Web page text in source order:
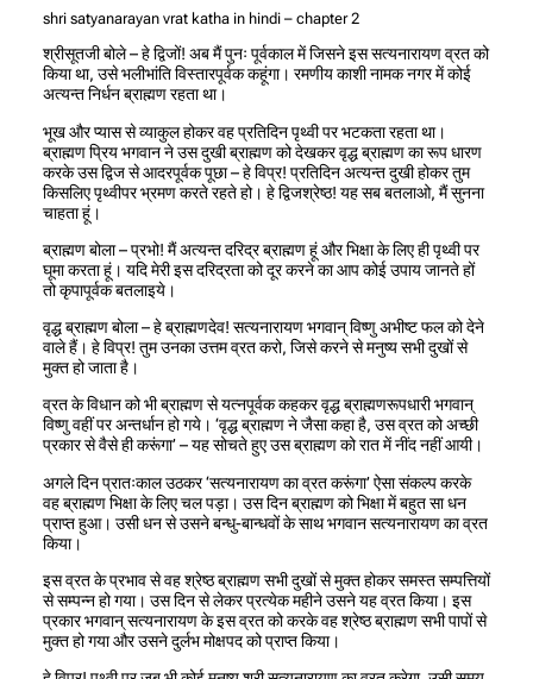
shri satyanarayan vrat katha in hindi – chapter 2
श्रीसूतजी बोले – हे द्विजों! अब मैं पुनः पूर्वकाल में जिसने इस सत्यनारायण व्रत को
किया था, उसे भलीभांति विस्तारपूर्वक कहूंगा। रमणीय काशी नामक नगर में कोई
अत्यन्त निर्धन ब्राह्मण रहता था।
भूख और प्यास से व्याकुल होकर वह प्रतिदिन पृथ्वी पर भटकता रहता था।
ब्राह्मण प्रिय भगवान ने उस दुखी ब्राह्मण को देखकर वृद्ध ब्राह्मण का रूप धारण
करके उस द्विज से आदरपूर्वक पूछा – हे विप्र! प्रतिदिन अत्यन्त दुखी होकर तुम
किसलिए पृथ्वीपर भ्रमण करते रहते हो। हे द्विजश्रेष्ठ! यह सब बतलाओ, मैं सुनना
चाहता हूं।
ब्राह्मण बोला – प्रभो! मैं अत्यन्त दरिद्र ब्राह्मण हूं और भिक्षा के लिए ही पृथ्वी पर
घूमा करता हूं। यदि मेरी इस दरिद्रता को दूर करने का आप कोई उपाय जानते हों
तो कृपापूर्वक बतलाइये।
वृद्ध ब्राह्मण बोला – हे ब्राह्मणदेव! सत्यनारायण भगवान् विष्णु अभीष्ट फल को देने
वाले हैं। हे विप्र! तुम उनका उत्तम व्रत करो, जिसे करने से मनुष्य सभी दुखों से
मुक्त हो जाता है।
व्रत के विधान को भी ब्राह्मण से यत्नपूर्वक कहकर वृद्ध ब्राह्मणरूपधारी भगवान्
विष्णु वहीं पर अन्तर्धान हो गये। ‘वृद्ध ब्राह्मण ने जैसा कहा है, उस व्रत को अच्छी
प्रकार से वैसे ही करूंगा’ – यह सोचते हुए उस ब्राह्मण को रात में नींद नहीं आयी।
अगले दिन प्रातःकाल उठकर ‘सत्यनारायण का व्रत करूंगा’ ऐसा संकल्प करके
वह ब्राह्मण भिक्षा के लिए चल पड़ा। उस दिन ब्राह्मण को भिक्षा में बहुत सा धन
प्राप्त हुआ। उसी धन से उसने बन्धु-बान्धवों के साथ भगवान सत्यनारायण का व्रत
किया।
इस व्रत के प्रभाव से वह श्रेष्ठ ब्राह्मण सभी दुखों से मुक्त होकर समस्त सम्पत्तियों
से सम्पन्न हो गया। उस दिन से लेकर प्रत्येक महीने उसने यह व्रत किया। इस
प्रकार भगवान् सत्यनारायण के इस व्रत को करके वह श्रेष्ठ ब्राह्मण सभी पापों से
मुक्त हो गया और उसने दुर्लभ मोक्षपद को प्राप्त किया।